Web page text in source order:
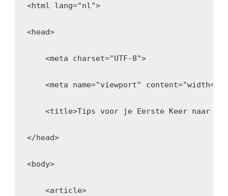
<html lang="nl">
<head>
    <meta charset="UTF-8">
<meta name="viewport"
<title>Tips voor je Eerste Keer naar de
</head>
<body>
    <article>